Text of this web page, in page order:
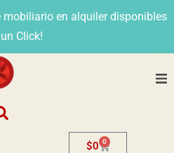
mobiliario en alquiler disponibles
Click!
$0 0